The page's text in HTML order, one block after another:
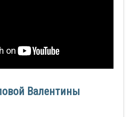
Валентины